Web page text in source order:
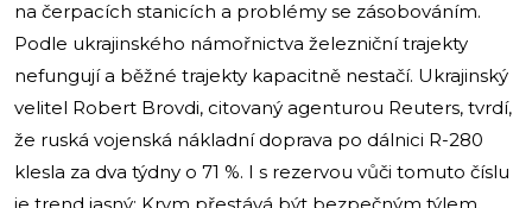
na čerpacích stanicích a problémy se zásobováním.
Podle ukrajinského námořnictva železniční trajekty
nefungují a běžné trajekty kapacitně nestačí. Ukrajinský
velitel Robert Brovdi, citovaný agenturou Reuters, tvrdí,
že ruská vojenská nákladní doprava po dálnici R-280
klesla za dva týdny o 71 %. I s rezervou vůči tomuto číslu